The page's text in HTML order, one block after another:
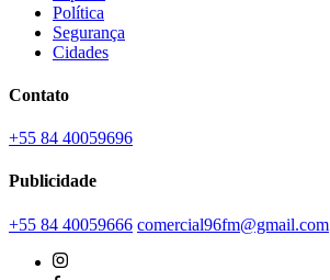
Política
Segurança
Cidades
Contato
+55 84 40059696
Publicidade
+55 84 40059666 comercial96fm@gmail.com